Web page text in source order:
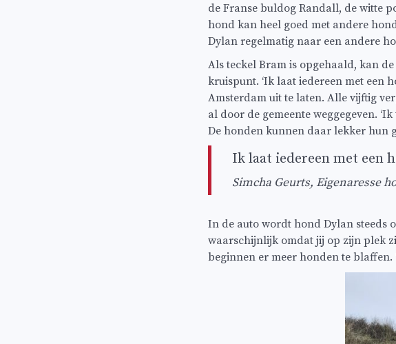
de Franse buldog Randall, de witte
hond kan heel goed met andere
Dylan regelmatig naar een andere
Als teckel Bram is opgehaald, kan
kruispunt. ‘Ik laat iedereen met een
Amsterdam uit te laten. Alle vijftig
al door de gemeente weggegeven.
De honden kunnen daar lekker hun
Ik laat iedereen met een
Simcha Geurts, Eigenaresse
In de auto wordt hond Dylan steeds
waarschijnlijk omdat jij op zijn plek
beginnen er meer honden te blaffen.